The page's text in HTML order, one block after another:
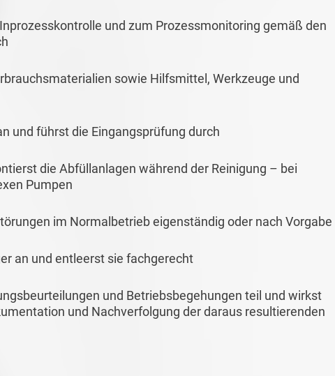
und zum Prozessmonitoring gemäß den
sowie Hilfsmittel, Werkzeuge und
und führst die Eingangsprüfung durch
die Abfüllanlagen während der Reinigung – bei
Pumpen
im Normalbetrieb eigenständig oder nach Vorgabe
an und entleerst sie fachgerecht
und Betriebsbegehungen teil und wirkst
und Nachverfolgung der daraus resultierenden